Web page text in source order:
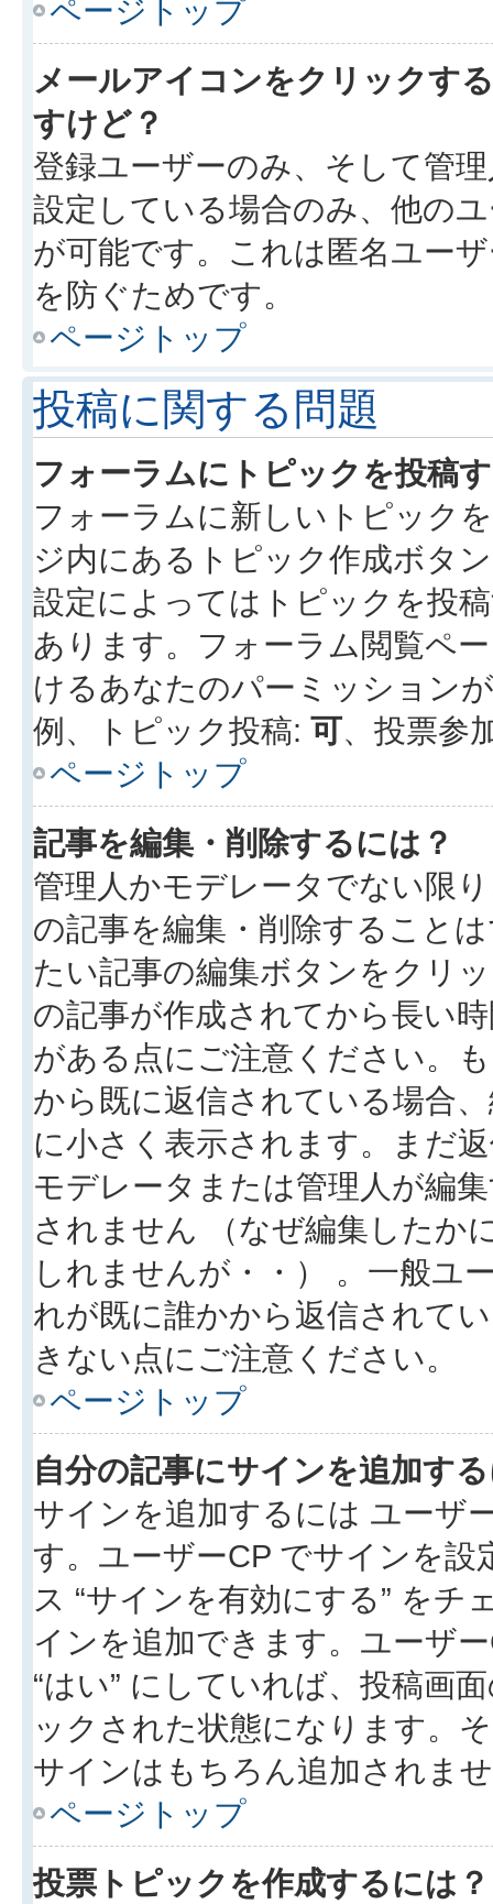
ページトップ
メールアイコンをクリックす
すけど？
登録ユーザーのみ、そして管
設定している場合のみ、他の
が可能です。これは匿名ユー
を防ぐためです。
ページトップ
投稿に関する問題
フォーラムにトピックを投稿
フォーラムに新しいトピック
ジ内にあるトピック作成ボタ
設定によってはトピックを投
あります。フォーラム閲覧ペ
けるあなたのパーミッション
例、トピック投稿: 可、投票参
ページトップ
記事を編集・削除するには？
管理人かモデレータでない限
の記事を編集・削除すること
たい記事の編集ボタンをクリ
の記事が作成されてから長い
がある点にご注意ください。
から既に返信されている場合
に小さく表示されます。まだ
モデレータまたは管理人が編
されません （なぜ編集したか
しれませんが・・） 。一般ユ
れが既に誰かから返信されて
きない点にご注意ください。
ページトップ
自分の記事にサインを追加す
サインを追加するには ユーザ
す。ユーザーCP でサインを
ス “サインを有効にする” を
インを追加できます。ユーザ
“はい” にしていれば、投稿画
ックされた状態になります。
サインはもちろん追加されま
ページトップ
投票トピックを作成するには？